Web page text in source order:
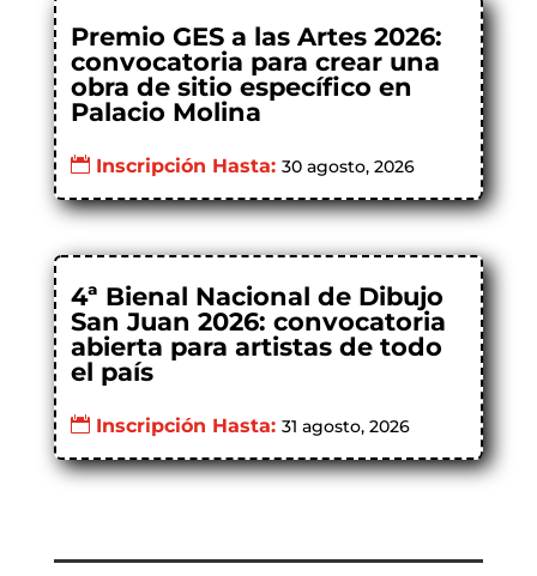
Premio GES a las Artes 2026:
convocatoria para crear una
obra de sitio específico en
Palacio Molina
Inscripción Hasta: 30 agosto, 2026
4ª Bienal Nacional de Dibujo
San Juan 2026: convocatoria
abierta para artistas de todo
el país
Inscripción Hasta: 31 agosto, 2026